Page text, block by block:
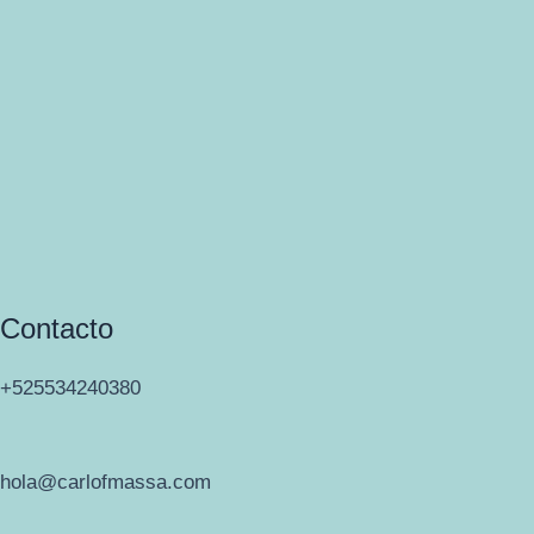
Contacto
+525534240380
hola@carlofmassa.com